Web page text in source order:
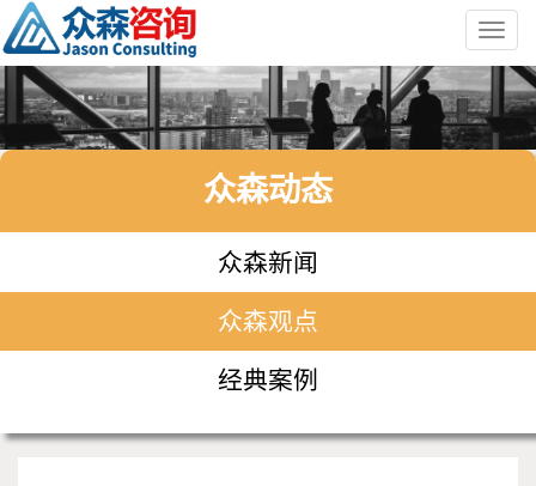
众森动态
众森新闻
众森观点
经典案例